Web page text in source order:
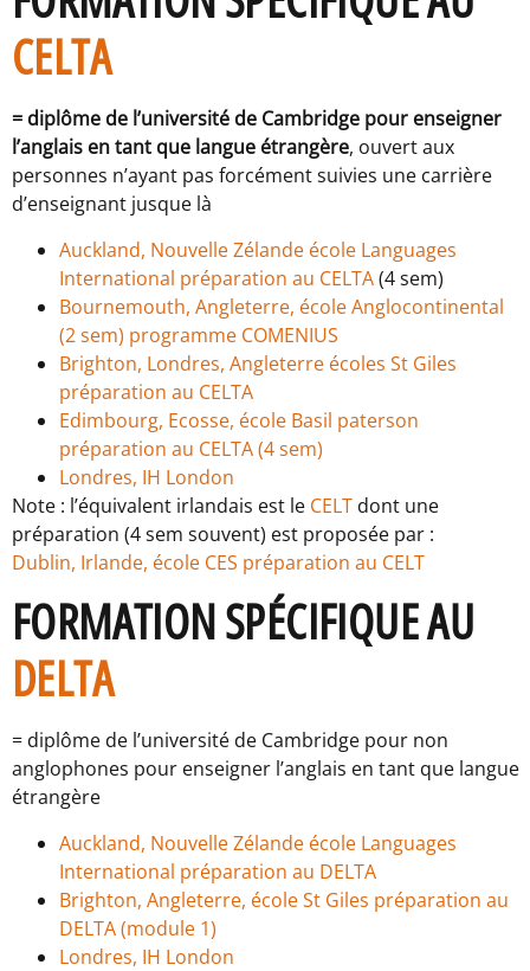
CELTA
= diplôme de l’université de Cambridge pour enseigner
l’anglais en tant que langue étrangère, ouvert aux
personnes n’ayant pas forcément suivies une carrière
d’enseignant jusque là
Auckland, Nouvelle Zélande école Languages
International préparation au CELTA(4 sem)
Bournemouth, Angleterre, école Anglocontinental
(2 sem) programme COMENIUS
Brighton, Londres, Angleterre écoles St Giles
préparation au CELTA
Edimbourg, Ecosse, école Basil paterson
préparation au CELTA (4 sem)
Londres, IH London
Note : l’équivalent irlandais est le CELT dont une
préparation (4 sem souvent) est proposée par :
Dublin, Irlande, école CES préparation au CELT
FORMATION SPÉCIFIQUE AU
DELTA
= diplôme de l’université de Cambridge pour non
anglophones pour enseigner l’anglais en tant que langue
étrangère
Auckland, Nouvelle Zélande école Languages
International préparation au DELTA
Brighton, Angleterre, école St Giles préparation au
DELTA (module 1)
Londres, IH London